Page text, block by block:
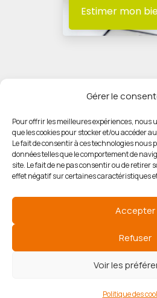
Gérer le
Pour offrir les meilleures expériences, nous
que les cookies pour stocker et/ou accéder
Le fait de consentir à ces technologies nous
données telles que le comportement de
site. Le fait de ne pas consentir ou de retirer
effet négatif sur certaines caractéristiques
Accepter
Refuser
Voir les
Politique des
Estimer mon
© HORIZON
Mentions
Politique des